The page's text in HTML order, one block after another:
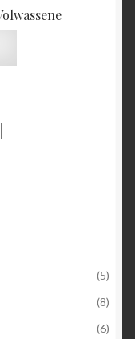
(5)
(8)
(6)